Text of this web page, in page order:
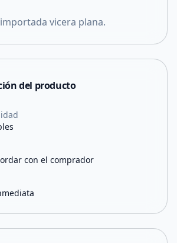
vicera plana.
del producto
con el comprador